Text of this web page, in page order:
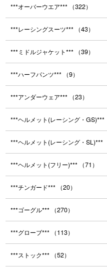
***オーバーウエア*** （322）
***レーシングスーツ*** （43）
***ミドルジャケット*** （39）
***ハーフパンツ*** （9）
***アンダーウェア*** （23）
***ヘルメット(レーシング・GS)***
***ヘルメット(レーシング・SL)***
***ヘルメット(フリー)*** （71）
***チンガード*** （20）
***ゴーグル*** （270）
***グローブ*** （113）
***ストック*** （52）